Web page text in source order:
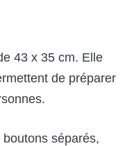
43 x 35 cm. Elle
de préparer
séparés,